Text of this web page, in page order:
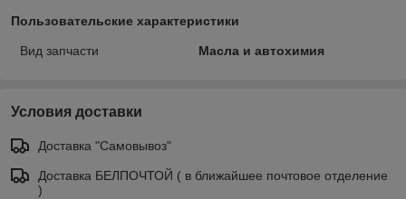
Пользовательские характеристики
Вид запчасти Масла и автохимия
Условия доставки
Доставка "Самовывоз"
Доставка БЕЛПОЧТОЙ ( в ближайшее почтовое отделение
)